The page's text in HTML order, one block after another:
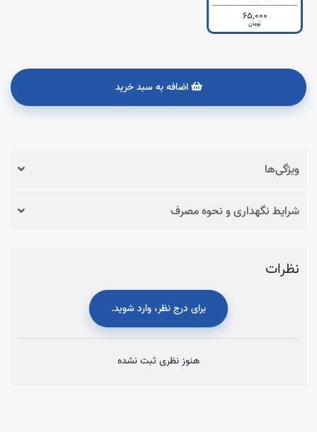
65,000
تومان
اضافه به سبد خرید
ویژگی‌ها
شرایط نگهداری و نحوه مصرف
نظرات
برای درج نظر، وارد شوید.
هنوز نظری ثبت نشده